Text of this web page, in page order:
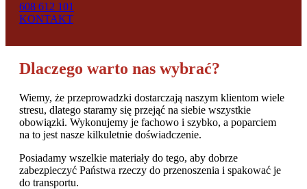
608 612 101
KONTAKT
Dlaczego warto nas wybrać?
Wiemy, że przeprowadzki dostarczają naszym klientom wiele
stresu, dlatego staramy się przejąć na siebie wszystkie
obowiązki. Wykonujemy je fachowo i szybko, a poparciem
na to jest nasze kilkuletnie doświadczenie.
Posiadamy wszelkie materiały do tego, aby dobrze
zabezpieczyć Państwa rzeczy do przenoszenia i spakować je
do transportu.